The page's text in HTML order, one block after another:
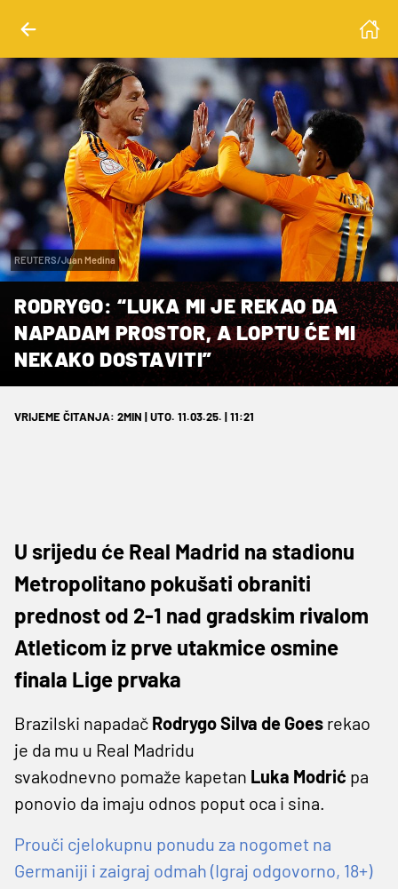
REUTERS/Juan Medina
RODRYGO: “LUKA MI JE REKAO DA
NAPADAM PROSTOR, A LOPTU ĆE MI
NEKAKO DOSTAVITI”
VRIJEME ČITANJA: 2MIN | UTO. 11.03.25. | 11:21
U srijedu će Real Madrid na stadionu
Metropolitano pokušati obraniti
prednost od 2-1 nad gradskim rivalom
Atleticom iz prve utakmice osmine
finala Lige prvaka
Brazilski napadač Rodrygo Silva de Goes rekao
je da mu u Real Madridu
svakodnevno pomaže kapetan Luka Modrić pa
ponovio da imaju odnos poput oca i sina.
Prouči cjelokupnu ponudu za nogomet na
Germaniji i zaigraj odmah (Igraj odgovorno, 18+)